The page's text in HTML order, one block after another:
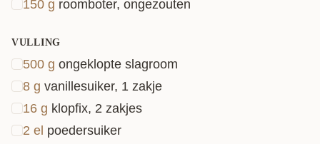
Gebruik voor dit recept rijpe avocado’s, dan smaakt
mooie groene kleur en structuur behouden.
150 g roomboter, ongezouten
VULLING
500 g ongeklopte slagroom
8 g vanillesuiker, 1 zakje
16 g klopfix, 2 zakjes
2 el poedersuiker